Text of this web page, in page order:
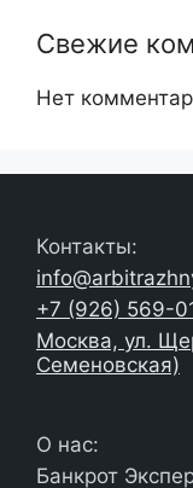
Свежие
Нет
Контакты:
+7 (926) 569-
Москва, ул.
Семеновская)
О нас:
Банкрот